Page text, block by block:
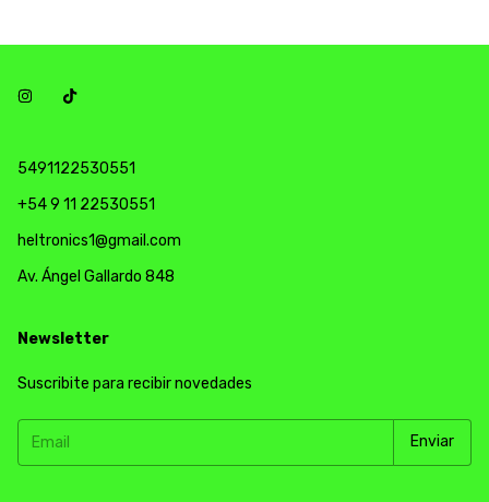
5491122530551
+54 9 11 22530551
heltronics1@gmail.com
Av. Ángel Gallardo 848
Newsletter
Suscribite para recibir novedades